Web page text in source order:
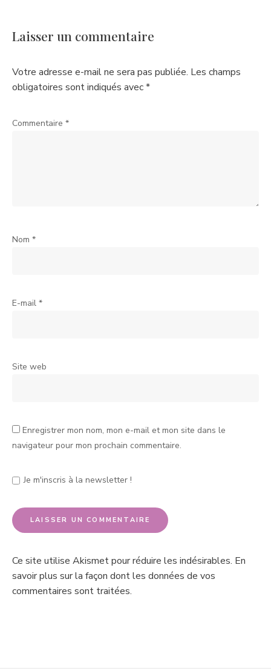
Laisser un commentaire
Votre adresse e-mail ne sera pas publiée. Les champs
obligatoires sont indiqués avec*
Commentaire *
Nom *
E-mail *
Site web
Enregistrer mon nom, mon e-mail et mon site dans le
navigateur pour mon prochain commentaire.
Je m'inscris à la newsletter !
Ce site utilise Akismet pour réduire les indésirables. En
savoir plus sur la façon dont les données de vos
commentaires sont traitées.